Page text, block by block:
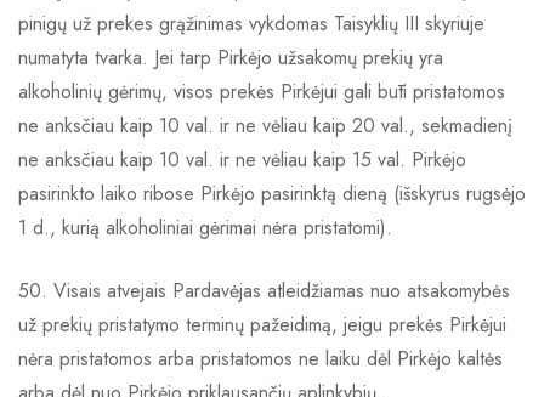
pinigų už prekes grąžinimas vykdomas Taisyklių III skyriuje
numatyta tvarka. Jei tarp Pirkėjo užsakomų prekių yra
alkoholinių gėrimų, visos prekės Pirkėjui gali būti pristatomos
ne anksčiau kaip 10 val. ir ne vėliau kaip 20 val., sekmadienį
ne anksčiau kaip 10 val. ir ne vėliau kaip 15 val. Pirkėjo
pasirinkto laiko ribose Pirkėjo pasirinktą dieną (išskyrus rugsėjo
1 d., kurią alkoholiniai gėrimai nėra pristatomi).
50. Visais atvejais Pardavėjas atleidžiamas nuo atsakomybės
už prekių pristatymo terminų pažeidimą, jeigu prekės Pirkėjui
nėra pristatomos arba pristatomos ne laiku dėl Pirkėjo kaltės